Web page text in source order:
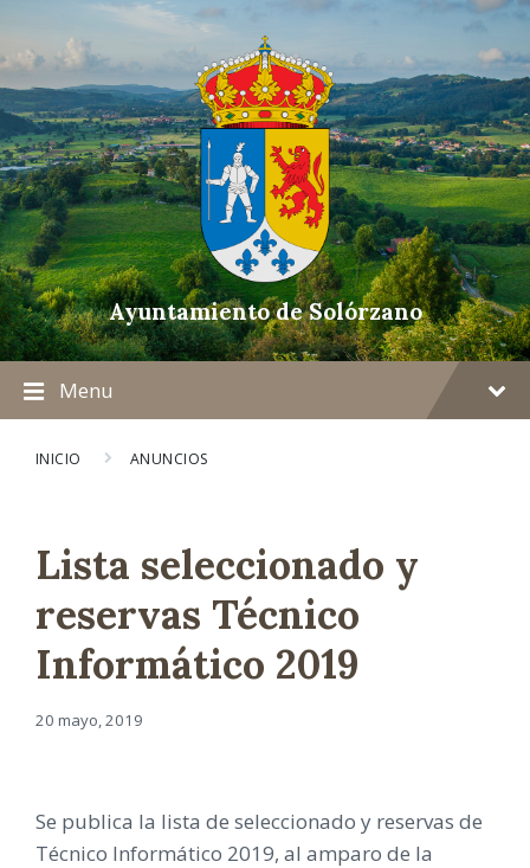
Ayuntamiento de Solórzano
Menu
INICIO ANUNCIOS
Lista seleccionado y
reservas Técnico
Informático 2019
20 mayo, 2019
Se publica la lista de seleccionado y reservas de
Técnico Informático 2019, al amparo de la